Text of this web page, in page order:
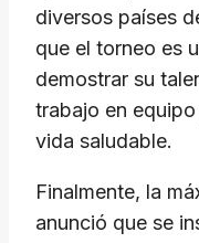
diversos países
que el torneo es
demostrar su
trabajo en
vida saludable.
Finalmente, la
anunció que se